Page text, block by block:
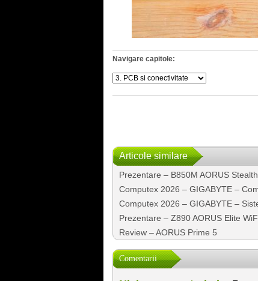
Navigare capitole:
Articole similare
Prezentare – B850M AORUS
Computex 2026 – GIGABYTE –
Computex 2026 – GIGABYTE –
Prezentare – Z890 AORUS Elite
Review – AORUS Prime 5
Comentarii